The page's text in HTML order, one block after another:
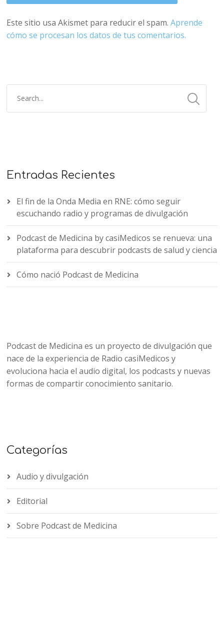
Este sitio usa Akismet para reducir el spam.Aprende
cómo se procesan los datos de tus comentarios.
Entradas Recientes
El fin de la Onda Media en RNE: cómo seguir
escuchando radio y programas de divulgación
Podcast de Medicina by casiMedicos se renueva: una
plataforma para descubrir podcasts de salud y ciencia
Cómo nació Podcast de Medicina
Podcast de Medicina es un proyecto de divulgación que
nace de la experiencia de Radio casiMedicos y
evoluciona hacia el audio digital, los podcasts y nuevas
formas de compartir conocimiento sanitario.
Categorías
Audio y divulgación
Editorial
Sobre Podcast de Medicina